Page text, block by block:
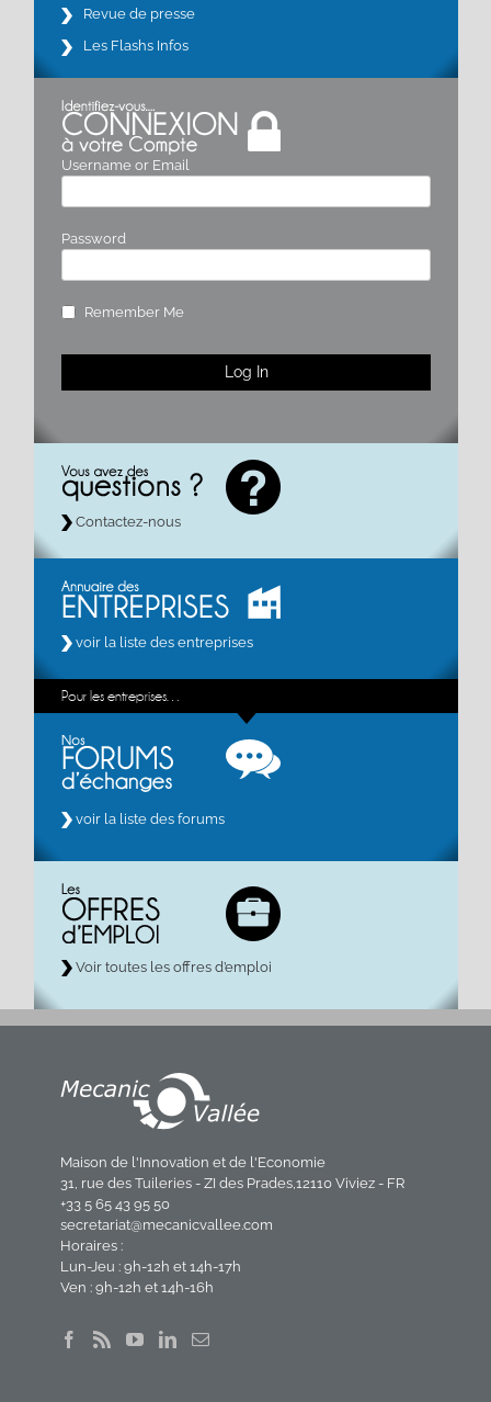
Revue de presse
Les Flashs Infos
Username or Email
Password
Remember Me
Contactez-nous
voir la liste des entreprises
Pour les entreprises…
voir la liste des forums
Voir toutes les offres d’emploi
Maison de l'Innovation et de l'Economie
31, rue des Tuileries - ZI des Prades,12110 Viviez - FR
+33 5 65 43 95 50
secretariat@mecanicvallee.com
Horaires :
Lun-Jeu : 9h-12h et 14h-17h
Ven : 9h-12h et 14h-16h